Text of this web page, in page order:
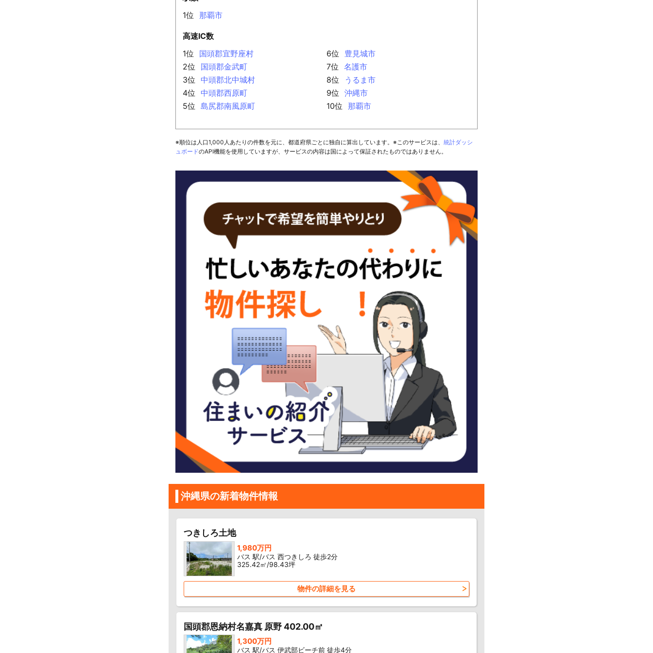
1位
那覇市
高速IC数
1位
国頭郡宜野座村
2位
国頭郡金武町
3位
中頭郡北中城村
4位
中頭郡西原町
5位
島尻郡南風原町
6位
豊見城市
7位
名護市
8位
うるま市
9位
沖縄市
10位
那覇市
※順位は人口1,000人あたりの件数を元に、都道府県ごとに独自に算出しています。※このサービスは、 統計ダッシ
ュボードのAPI機能を使用していますが、サービスの内容は国によって保証されたものではありません。
沖縄県の新着物件情報
つきしろ土地
1,980万円
バス 駅/バス 西つきしろ 徒歩2分
325.42㎡/98.43坪
物件の詳細を見る
国頭郡恩納村名嘉真 原野 402.00㎡
1,300万円
バス 駅/バス 伊武部ビーチ前 徒歩4分